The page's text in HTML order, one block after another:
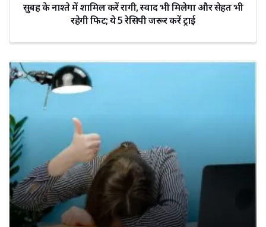
सुबह के नाश्ते में शामिल करें रागी, स्वाद भी मिलेगा और सेहत भी
रहेगी फिट; ये 5 रेसिपी जरूर करें ट्राई